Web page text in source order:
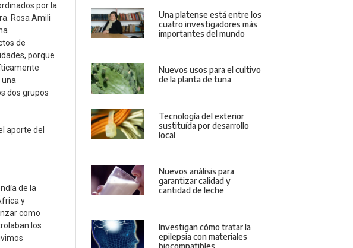
por la
Rosa Amili
de
porque
una
dos grupos
aporte del
de la
y
como
los
Una platense está entre los
cuatro investigadores más
importantes del mundo
Nuevos usos para el cultivo
de la planta de tuna
Tecnología del exterior
sustituída por desarrollo
local
Nuevos análisis para
garantizar calidad y
cantidad de leche
Investigan cómo tratar la
epilepsia con materiales
biocompatibles